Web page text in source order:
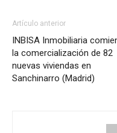
Artículo anterior
INBISA Inmobiliaria
la comercialización de 82
nuevas viviendas en
Sanchinarro (Madrid)